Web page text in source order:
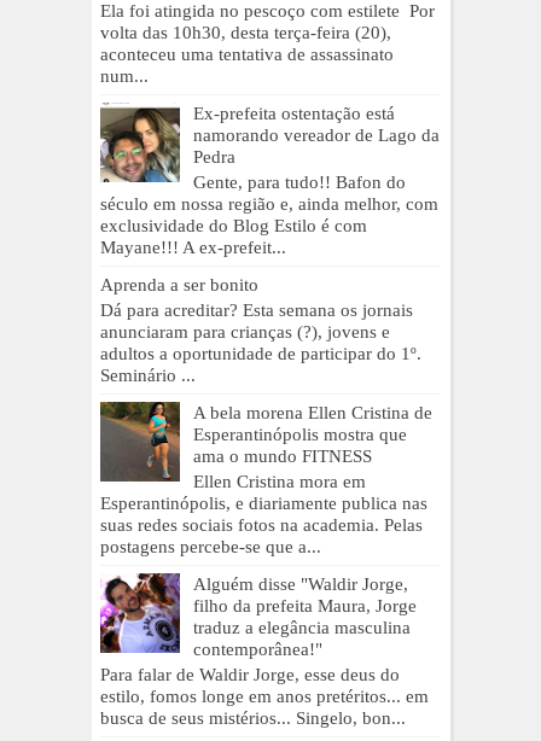
Ela foi atingida no pescoço com estilete Por
volta das 10h30, desta terça-feira (20),
aconteceu uma tentativa de assassinato
num...
Ex-prefeita ostentação está
namorando vereador de Lago da
Pedra
Gente, para tudo!! Bafon do
século em nossa região e, ainda melhor, com
exclusividade do Blog Estilo é com
Mayane!!! A ex-prefeit...
Aprenda a ser bonito
Dá para acreditar? Esta semana os jornais
anunciaram para crianças (?), jovens e
adultos a oportunidade de participar do 1º.
Seminário ...
A bela morena Ellen Cristina de
Esperantinópolis mostra que
ama o mundo FITNESS
Ellen Cristina mora em
Esperantinópolis, e diariamente publica nas
suas redes sociais fotos na academia. Pelas
postagens percebe-se que a...
Alguém disse "Waldir Jorge,
filho da prefeita Maura, Jorge
traduz a elegância masculina
contemporânea!"
Para falar de Waldir Jorge, esse deus do
estilo, fomos longe em anos pretéritos... em
busca de seus mistérios... Singelo, bon...